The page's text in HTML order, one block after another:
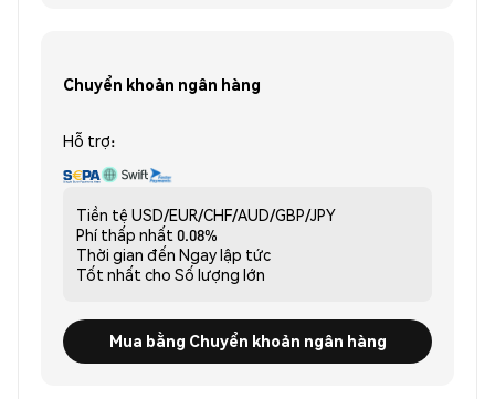
Chuyển khoản ngân hàng
Hỗ trợ:
Tiền tệ USD/EUR/CHF/AUD/GBP/JPY
Phí thấp nhất 0.08%
Thời gian đến Ngay lập tức
Tốt nhất cho Số lượng lớn
Mua bằng Chuyển khoản ngân hàng